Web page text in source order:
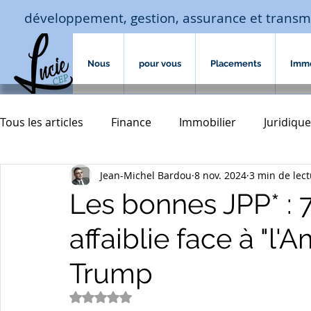
développement, gestion, assurance et
Nous pour vous Placements
Tous les articles Finance Immobilier Juridique
Macro-économie-jouissance Assurances
assurances de biens Accompagnement familial
transmission courtage crédit
Les bonnes JPP* :
affaiblie face à
Trump
Jean-Michel Bardou 8 nov. 2024 3 min de
Noté NaN étoiles sur 5.